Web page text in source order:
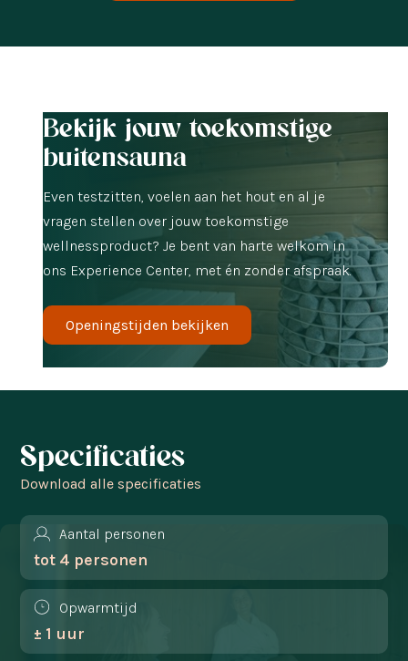
Bekijk jouw toekomstige
buitensauna
Even testzitten, voelen aan het hout en al je
vragen stellen over jouw toekomstige
wellnessproduct? Je bent van harte welkom in
ons Experience Center, met én zonder afspraak.
Openingstijden bekijken
Specificaties
Download alle specificaties
Aantal personen
tot 4 personen
Opwarmtijd
± 1 uur